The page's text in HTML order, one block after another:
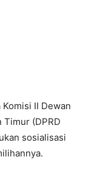
II Dewan
Timur (DPRD
sosialisasi